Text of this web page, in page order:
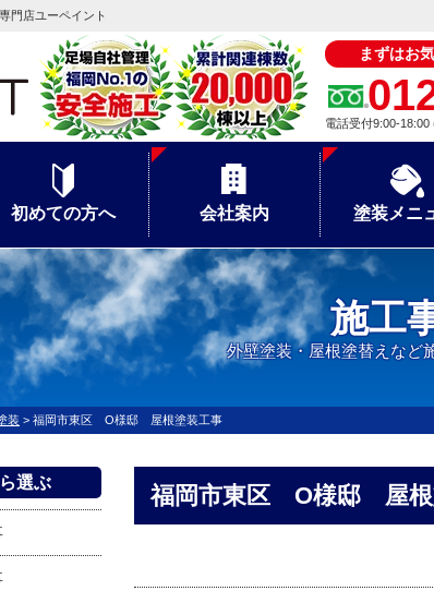
門店ユーペイント
まずはお
電話受付9:00-
初めての方へ 会社案内 塗装メニ
施工
外壁塗装・屋根塗替えなど
装 > 福岡市東区 O様邸 屋根塗装工事
福岡市東区 O様邸 屋根
選ぶ